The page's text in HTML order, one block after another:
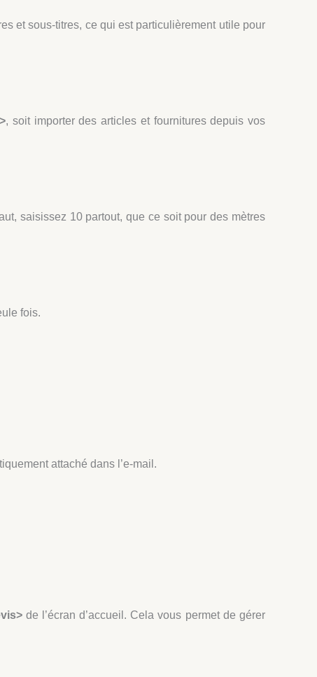
et sous-titres, ce qui est particulièrement utile pour
, soit importer des articles et fournitures depuis vos
saisissez 10 partout, que ce soit pour des mètres
fois.
attaché dans l’e-mail.
de l’écran d’accueil. Cela vous permet de gérer